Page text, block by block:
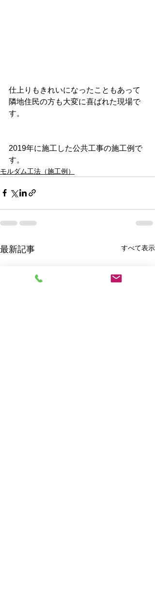
仕上りもきれいになったこともあって
隣地住民の方も大変に喜ばれた現場で
す。
2019年に施工した公共工事の施工例で
す。
モルダム工法（施工例）
最新記事 すべて表示